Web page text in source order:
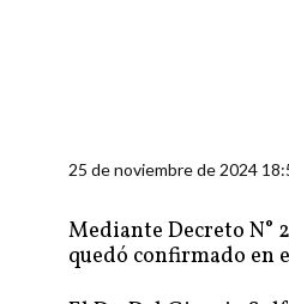
25 de noviembre de 2024
Mediante Decreto N°
quedó confirmado en